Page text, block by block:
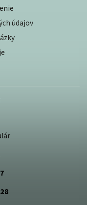
údajov